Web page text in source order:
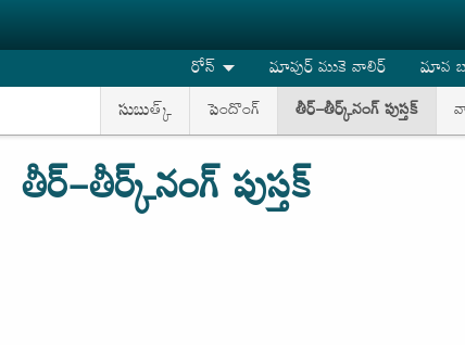
రోన్ మావుర్ ముకె వాలిర్ మావ
సుబుత్క్
పెందొంగ్ తీర్-తీర్క్‌నంగ్ పుస్తక్
తీర్-తీర్క్‌నంగ్ పుస్తక్